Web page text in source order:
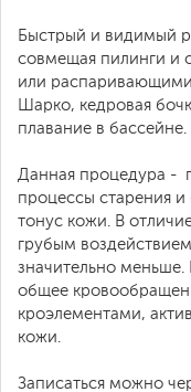
Быстрый и видимый
совмещая пил­инги и
или
Шарко, кедровая
плавание в бассейне.
Данная процедура -
процессы старения и
тонус кожи. В
груб­ым
значительно меньше.
общее
кроэлементами,
кожи.
Записаться можно